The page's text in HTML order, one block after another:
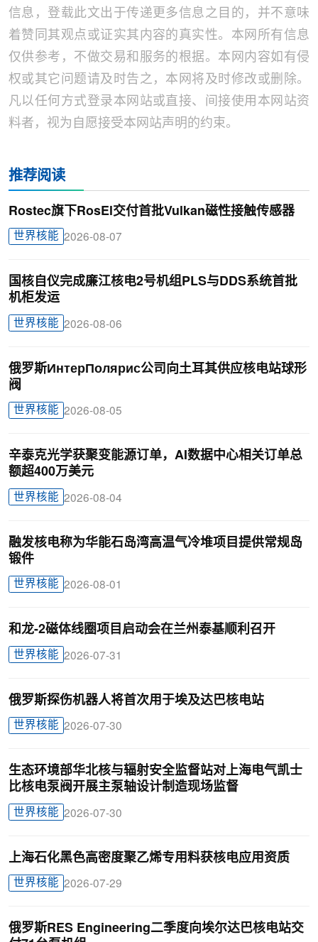
信息，登载此文出于传递更多信息之目的，并不意味
着赞同其观点或证实其内容的真实性。本网所有信息
仅供参考，不做交易和服务的根据。本网内容如有侵
权或其它问题请及时告之，本网将及时修改或删除。
凡以任何方式登录本网站或直接、间接使用本网站资
料者，视为自愿接受本网站声明的约束。
推荐阅读
Rostec旗下RosEl交付首批Vulkan磁性接触传感器
世界核能 2026-08-07
国核自仪完成廉江核电2号机组PLS与DDS系统首批
机柜发运
世界核能 2026-08-06
俄罗斯ИнтерПолярис公司向土耳其供应核电站球形
阀
世界核能 2026-08-05
辛泰克光学获聚变能源订单，AI数据中心相关订单总
额超400万美元
世界核能 2026-08-04
融发核电称为华能石岛湾高温气冷堆项目提供常规岛
锻件
世界核能 2026-08-01
和龙-2磁体线圈项目启动会在兰州泰基顺利召开
世界核能 2026-07-31
俄罗斯探伤机器人将首次用于埃及达巴核电站
世界核能 2026-07-30
生态环境部华北核与辐射安全监督站对上海电气凯士
比核电泵阀开展主泵轴设计制造现场监督
世界核能 2026-07-30
上海石化黑色高密度聚乙烯专用料获核电应用资质
世界核能 2026-07-29
俄罗斯RES Engineering二季度向埃尔达巴核电站交